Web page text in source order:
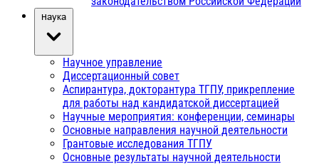
Наука
Научное управление
Диссертационный совет
Аспирантура, докторантура ТГПУ, прикрепление
для работы над кандидатской диссертацией
Научные мероприятия: конференции, семинары
Основные направления научной деятельности
Грантовые исследования ТГПУ
Основные результаты научной деятельности